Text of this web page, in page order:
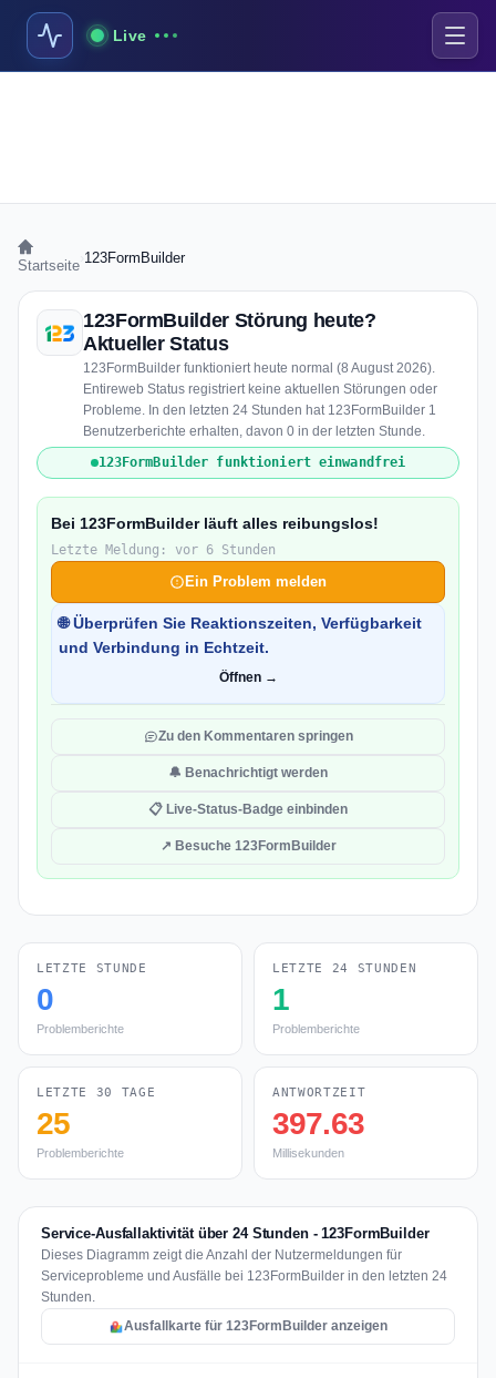
Live
Startseite 123FormBuilder
123FormBuilder Störung heute?
Aktueller Status
123FormBuilder funktioniert heute normal (8 August 2026).
Entireweb Status registriert keine aktuellen Störungen oder
Probleme. In den letzten 24 Stunden hat 123FormBuilder 1
Benutzerberichte erhalten, davon 0 in der letzten Stunde.
123FormBuilder funktioniert einwandfrei
Bei 123FormBuilder läuft alles reibungslos!
Letzte Meldung: vor 6 Stunden
Ein Problem melden
🌐 Überprüfen Sie Reaktionszeiten, Verfügbarkeit
und Verbindung in Echtzeit.
Öffnen →
Zu den Kommentaren springen
🔔 Benachrichtigt werden
📋 Live-Status-Badge einbinden
↗ Besuche 123FormBuilder
LETZTE STUNDE
0
Problemberichte
LETZTE 24 STUNDEN
1
Problemberichte
LETZTE 30 TAGE
25
Problemberichte
ANTWORTZEIT
397.63
Millisekunden
Service-Ausfallaktivität über 24 Stunden - 123FormBuilder
Dieses Diagramm zeigt die Anzahl der Nutzermeldungen für
Serviceprobleme und Ausfälle bei 123FormBuilder in den letzten 24
Stunden.
Ausfallkarte für 123FormBuilder anzeigen